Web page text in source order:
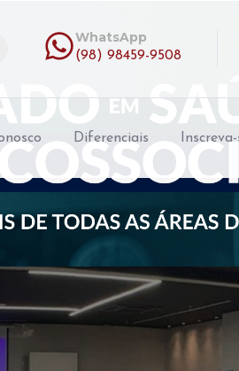
WhatsApp
(98) 98459-9508
Diferenciais
SE